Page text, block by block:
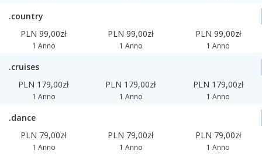
.country
PLN 99,00zł
1 Anno
PLN 99,00zł
1 Anno
PLN 99,00zł
1 Anno
.cruises
PLN 179,00zł
1 Anno
PLN 179,00zł
1 Anno
PLN 179,00zł
1 Anno
.dance
PLN 79,00zł
1 Anno
PLN 79,00zł
1 Anno
PLN 79,00zł
1 Anno